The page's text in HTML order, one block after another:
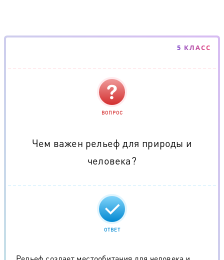
5 КЛАСС
ВОПРОС
Чем важен рельеф для природы и
человека?
ОТВЕТ